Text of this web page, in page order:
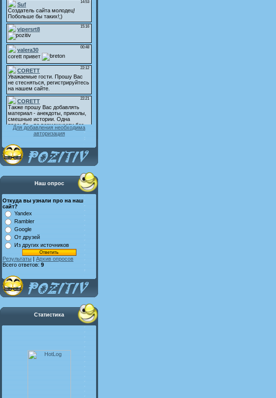
Для добавления необходима
авторизация
Наш опрос
Откуда вы узнали про на наш
сайт?
Yandex
Rambler
Google
От друзей
Из других источников
Результаты | Архив опросов
Всего ответов: 9
Статистика